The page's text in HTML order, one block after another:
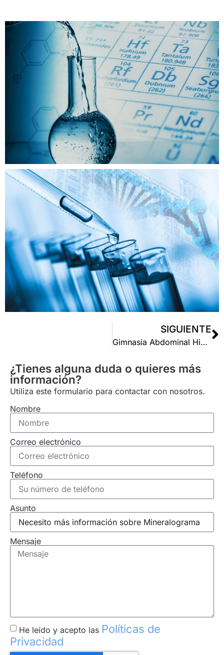
SIGUIENTE
Gimnasia Abdominal Hipopresiva
¿Tienes alguna duda o quieres más
información?
Utiliza este formulario para contactar con nosotros.
Nombre
Correo electrónico
Teléfono
Asunto
Mensaje
He leído y acepto las Políticas de
Privacidad